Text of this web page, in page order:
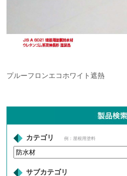
プルーフロンエコホワイト遮熱
カテゴリ 例：屋根用塗料
サブカテゴリ